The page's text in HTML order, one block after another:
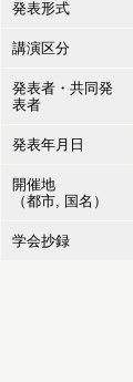
発表形式
講演区分
発表者・共同発
表者
発表年月日
開催地
（都市, 国名）
学会抄録